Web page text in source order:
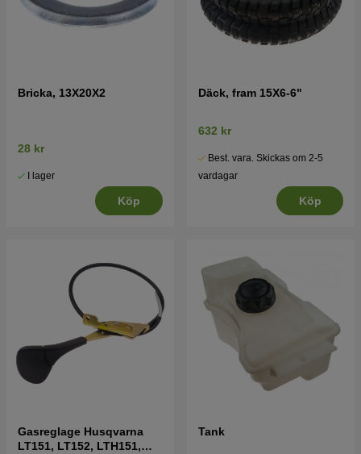
Bricka, 13X20X2
28 kr
I lager
Köp
Däck, fram 15X6-6"
632 kr
Best. vara. Skickas om 2-5
vardagar
Köp
Gasreglage Husqvarna
LT151, LT152, LTH151,
Tank